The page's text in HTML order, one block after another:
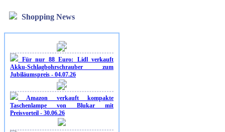
Shopping News
Für nur 88 Euro: Lidl verkauft
Akku-Schlagbohrschrauber zum
Jubiläumspreis - 04.07.26
Amazon verkauft kompakte
Taschenlampe von Blukar mit
Preisvorteil - 30.06.26